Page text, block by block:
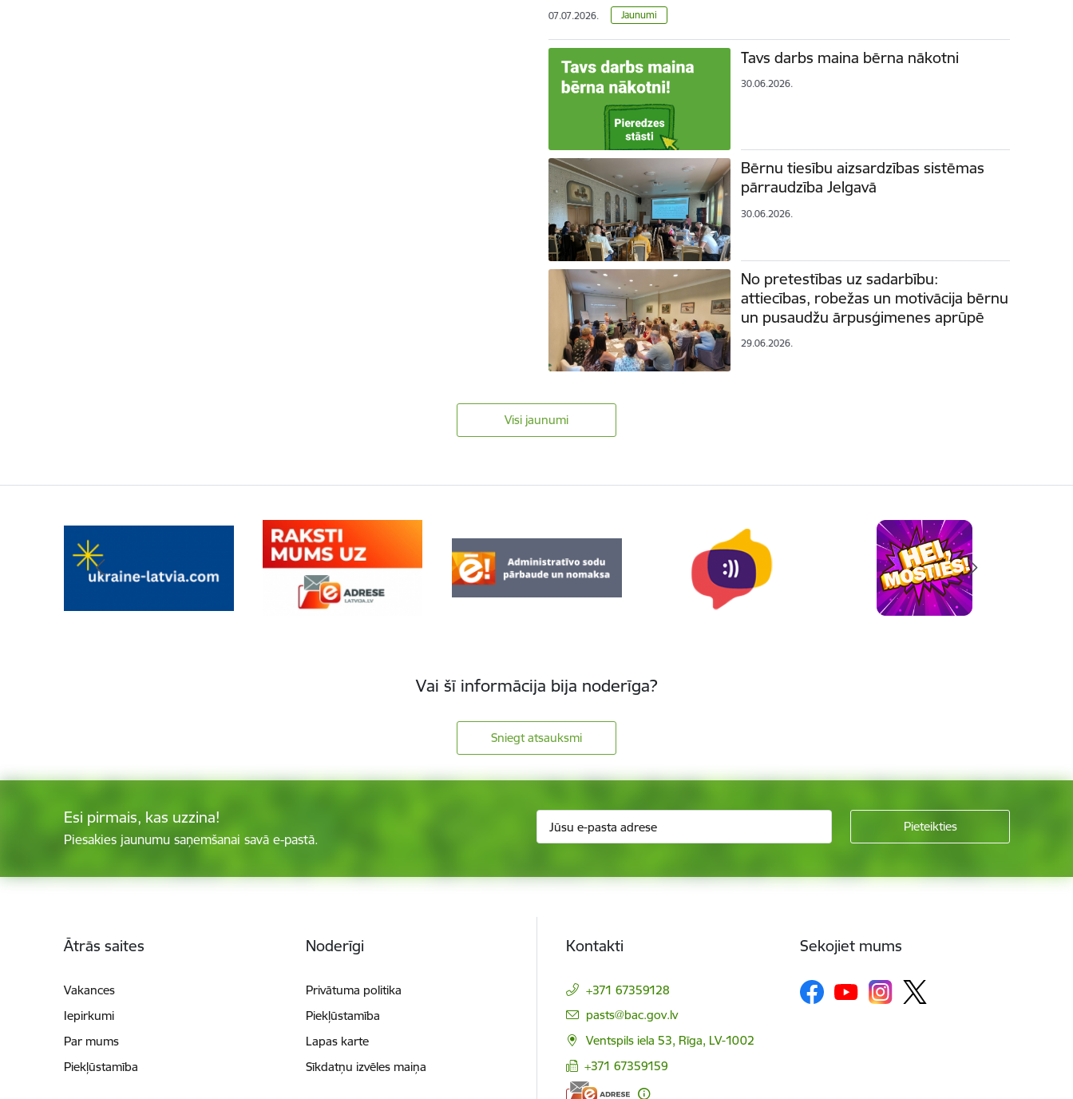
07.07.2026. Jaunumi
Tavs darbs maina bērna nākotni
30.06.2026.
Bērnu tiesību aizsardzības sistēmas
pārraudzība Jelgavā
30.06.2026.
No pretestības uz sadarbību:
attiecības, robežas un motivācija bērnu
un pusaudžu ārpusģimenes aprūpē
29.06.2026.
Visi jaunumi
Vai šī informācija bija noderīga?
Sniegt atsauksmi
Esi pirmais, kas uzzina!
Piesakies jaunumu saņemšanai savā e-pastā.
Ātrās saites
Vakances
Iepirkumi
Par mums
Piekļūstamība
Noderīgi
Privātuma politika
Piekļūstamība
Lapas karte
Sīkdatņu izvēles maiņa
Kontakti
+371 67359128
E-pasts:
pasts@bac.gov.lv
Ventspils iela 53, Rīga, LV-1002
+371 67359159
Sekojiet mums